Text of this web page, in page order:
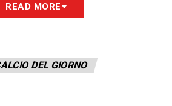
Accomandoi rossoneri
la concorrenza dei
READ MORE
DEL GIORNO